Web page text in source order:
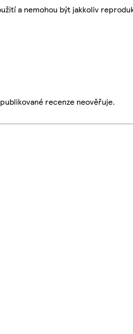
a nemohou být jakkoliv
recenze neověřuje.